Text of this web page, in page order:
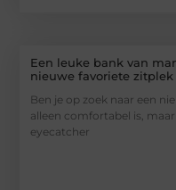
Een leuke bank van
nieuwe favoriete zitplek
Ben je op zoek naar een
alleen comfortabel is,
eyecatcher